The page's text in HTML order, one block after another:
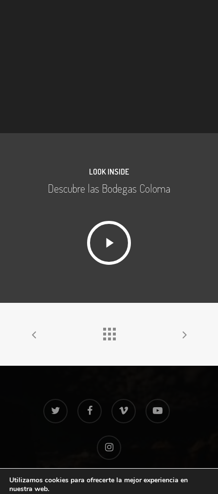
LOOK INSIDE
Descubre las Bodegas Coloma
Play
Video
twitter facebook vimeo youtube
instagram
© 2026 Extremadura Film Commission. Handcrafted
Utilizamos cookies para ofrecerte la mejor experiencia en
nuestra web.